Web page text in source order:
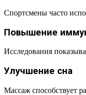
Спортсмены часто
Повышение
Исследования
Улучшение сна
Массаж способствует